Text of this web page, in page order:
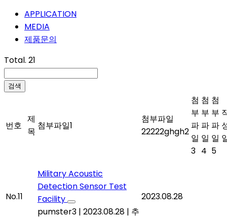
APPLICATION
MEDIA
제품문의
Total. 21
검색
번호
제
목
첨부파일1
첨부파일
22222ghgh2
첨
부
파
일
3
첨
부
파
일
4
첨
부
파
일
5
No.11
Military Acoustic
Detection Sensor Test
Facility
pumster3 | 2023.08.28 | 추
2023.08.28